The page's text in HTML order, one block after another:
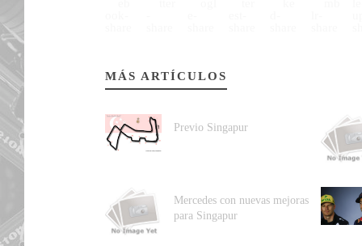
MÁS ARTÍCULOS
Previo Singapur
Mercedes con nuevas mejoras
para Singapur